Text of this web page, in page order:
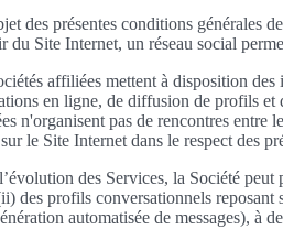
des présentes conditions générales
du Site Internet, un réseau social
affiliées mettent à disposition
en ligne, de diffusion de profils
n'organisent pas de rencontres entre
le Site Internet dans le respect des
des Services, la Société
des profils conversationnels
automatisée de messages), à